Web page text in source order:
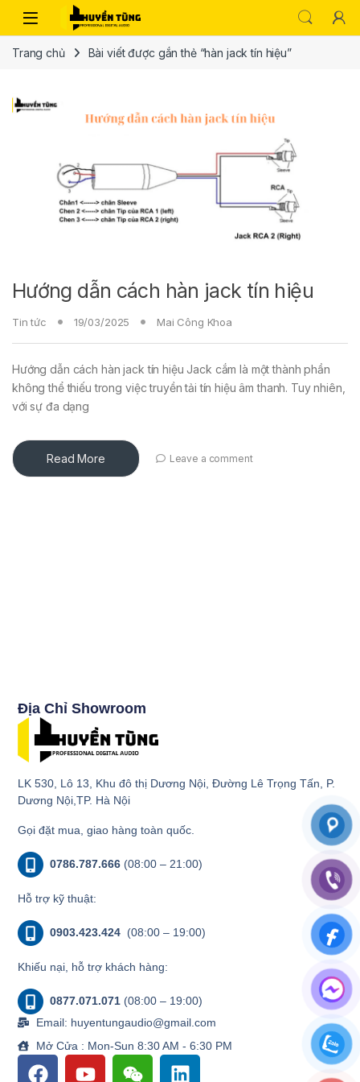
Trang chủ Bài viết được gắn thẻ “hàn jack tín hiệu”
Hướng dẫn cách hàn jack tín hiệu
Tin tức 19/03/2025 Mai Công Khoa
Hướng dẫn cách hàn jack tín hiệu Jack cắm là một thành phần
không thể thiếu trong việc truyền tải tín hiệu âm thanh. Tuy nhiên,
với sự đa dạng
Read More Leave a comment
Địa Chỉ Showroom
LK 530, Lô 13, Khu đô thị Dương Nội, Đường Lê Trọng Tấn, P.
Dương Nội,TP. Hà Nội
Gọi đặt mua, giao hàng toàn quốc.
0786.787.666 (08:00 – 21:00)
Hỗ trợ kỹ thuật:
0903.423.424 (08:00 – 19:00)
Khiếu nại, hỗ trợ khách hàng:
0877.071.071 (08:00 – 19:00)
Email: huyentungaudio@gmail.com
Mở Cửa : Mon-Sun 8:30 AM - 6:30 PM